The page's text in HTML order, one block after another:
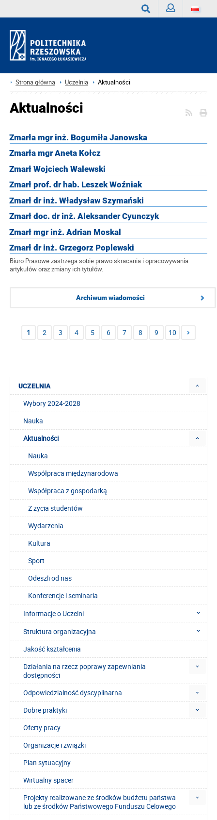
Strona główna Uczelnia Aktualności
Aktualności
Zmarła mgr inż. Bogumiła Janowska
Zmarła mgr Aneta Kołcz
Zmarł Wojciech Walewski
Zmarł prof. dr hab. Leszek Woźniak
Zmarł dr inż. Władysław Szymański
Zmarł doc. dr inż. Aleksander Cyunczyk
Zmarł mgr inż. Adrian Moskal
Zmarł dr inż. Grzegorz Poplewski
Biuro Prasowe zastrzega sobie prawo skracania i opracowywania
artykułów oraz zmiany ich tytułów.
Archiwum wiadomości
1 2 3 4 5 6 7 8 9 10
UCZELNIA
Wybory 2024-2028
Nauka
Aktualności
Nauka
Współpraca międzynarodowa
Współpraca z gospodarką
Z życia studentów
Wydarzenia
Kultura
Sport
Odeszli od nas
Konferencje i seminaria
Informacje o Uczelni
Struktura organizacyjna
Jakość kształcenia
Działania na rzecz poprawy zapewniania
dostępności
Odpowiedzialność dyscyplinarna
Dobre praktyki
Oferty pracy
Organizacje i związki
Plan sytuacyjny
Wirtualny spacer
Projekty realizowane ze środków budżetu państwa
lub ze środków Państwowego Funduszu Celowego